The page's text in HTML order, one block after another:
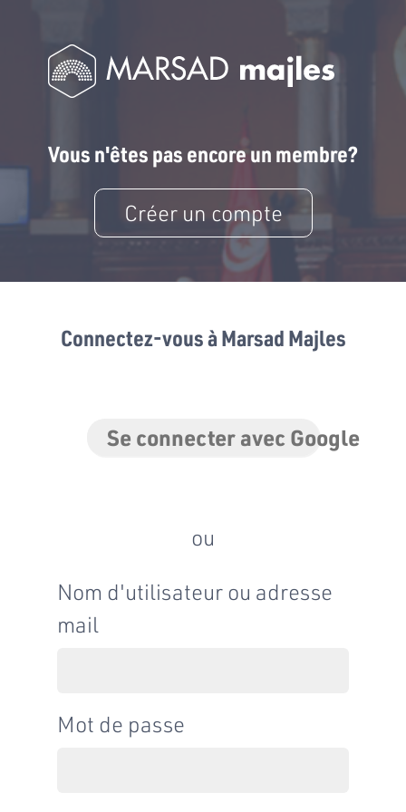
Vous n'êtes pas encore un membre?
Créer un compte
Connectez-vous à Marsad Majles
Se connecter avec Google
ou
Nom d'utilisateur ou adresse
mail
Mot de passe